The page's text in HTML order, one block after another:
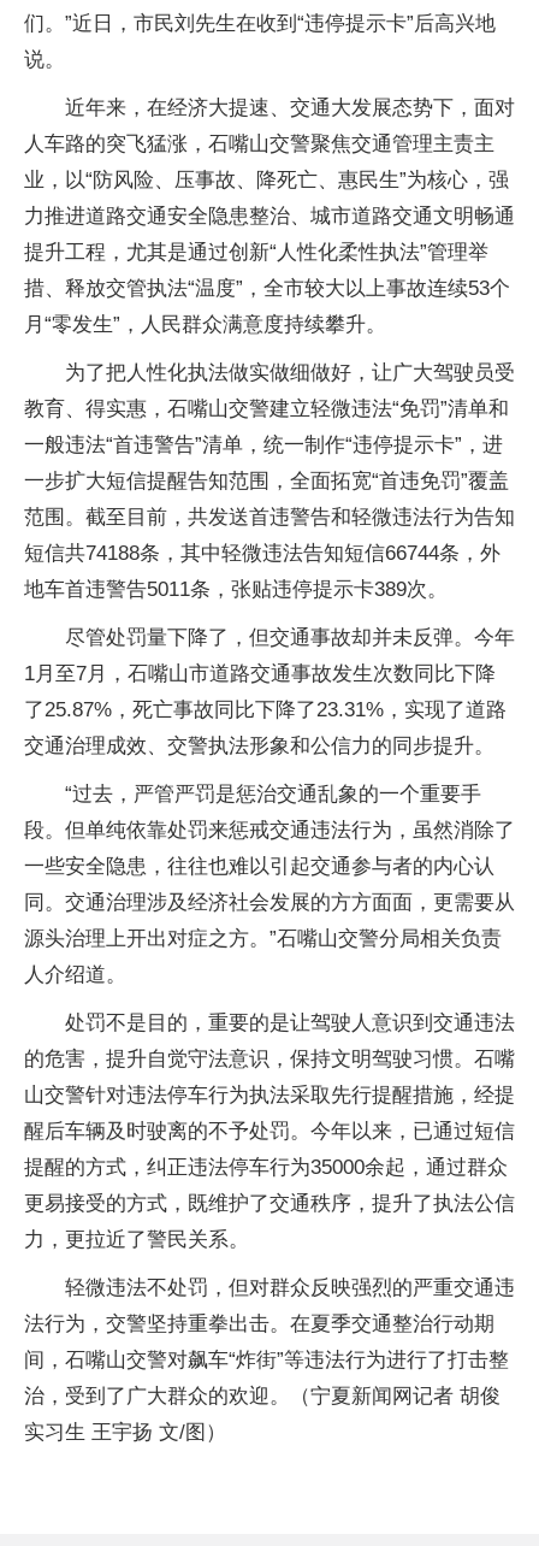
们。”近日，市民刘先生在收到“违停提示卡”后高兴地
说。
近年来，在经济大提速、交通大发展态势下，面对
人车路的突飞猛涨，石嘴山交警聚焦交通管理主责主
业，以“防风险、压事故、降死亡、惠民生”为核心，强
力推进道路交通安全隐患整治、城市道路交通文明畅通
提升工程，尤其是通过创新“人性化柔性执法”管理举
措、释放交管执法“温度”，全市较大以上事故连续53个
月“零发生”，人民群众满意度持续攀升。
为了把人性化执法做实做细做好，让广大驾驶员受
教育、得实惠，石嘴山交警建立轻微违法“免罚”清单和
一般违法“首违警告”清单，统一制作“违停提示卡”，进
一步扩大短信提醒告知范围，全面拓宽“首违免罚”覆盖
范围。截至目前，共发送首违警告和轻微违法行为告知
短信共74188条，其中轻微违法告知短信66744条，外
地车首违警告5011条，张贴违停提示卡389次。
尽管处罚量下降了，但交通事故却并未反弹。今年
1月至7月，石嘴山市道路交通事故发生次数同比下降
了25.87%，死亡事故同比下降了23.31%，实现了道路
交通治理成效、交警执法形象和公信力的同步提升。
“过去，严管严罚是惩治交通乱象的一个重要手
段。但单纯依靠处罚来惩戒交通违法行为，虽然消除了
一些安全隐患，往往也难以引起交通参与者的内心认
同。交通治理涉及经济社会发展的方方面面，更需要从
源头治理上开出对症之方。”石嘴山交警分局相关负责
人介绍道。
处罚不是目的，重要的是让驾驶人意识到交通违法
的危害，提升自觉守法意识，保持文明驾驶习惯。石嘴
山交警针对违法停车行为执法采取先行提醒措施，经提
醒后车辆及时驶离的不予处罚。今年以来，已通过短信
提醒的方式，纠正违法停车行为35000余起，通过群众
更易接受的方式，既维护了交通秩序，提升了执法公信
力，更拉近了警民关系。
轻微违法不处罚，但对群众反映强烈的严重交通违
法行为，交警坚持重拳出击。在夏季交通整治行动期
间，石嘴山交警对飙车“炸街”等违法行为进行了打击整
治，受到了广大群众的欢迎。（宁夏新闻网记者 胡俊
实习生 王宇扬 文/图）